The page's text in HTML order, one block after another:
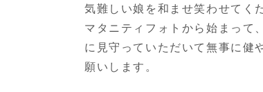
気難しい娘を和ませ笑わせてく
マタニティフォトから始まって
に見守っていただいて無事に健
願いします。